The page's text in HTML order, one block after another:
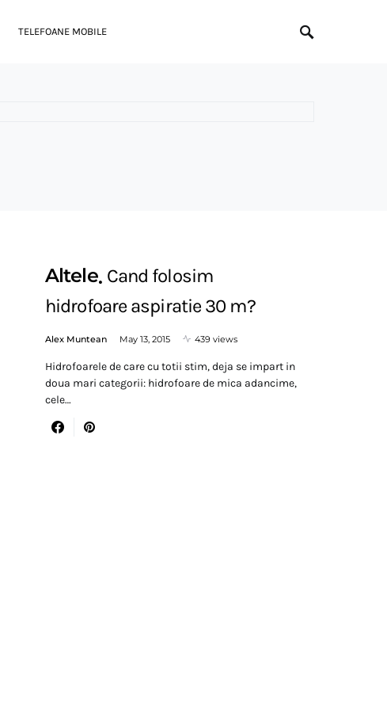
TELEFOANE MOBILE
Altele Cand folosim
hidrofoare aspiratie 30 m?
Alex Muntean May 13, 2015 439 views
Hidrofoarele de care cu totii stim, deja se impart in
doua mari categorii: hidrofoare de mica adancime,
cele…